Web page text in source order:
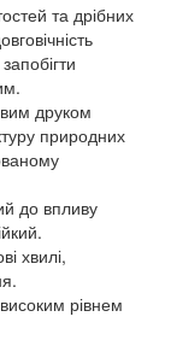
та дрібних
друком
природних
до впливу
хвилі,
рівнем